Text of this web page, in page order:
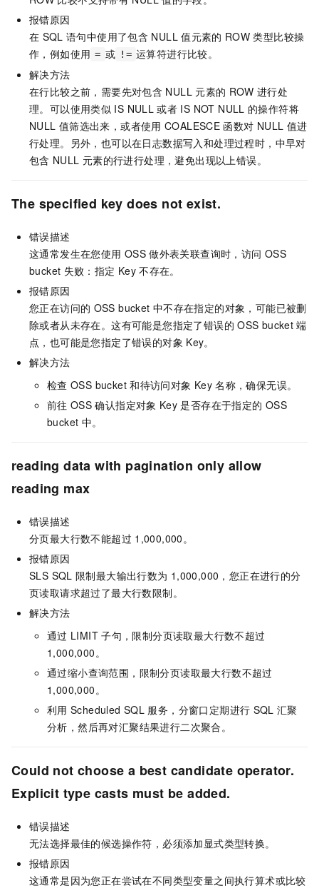
报错原因
在 SQL 语句中使用了包含 NULL 值元素的 ROW 类型比较操
作，例如使用 = 或 != 运算符进行比较。
解决方法
在行比较之前，需要先对包含 NULL 元素的 ROW 进行处
理。可以使用类似 IS NULL 或者 IS NOT NULL 的操作符将
NULL 值筛选出来，或者使用 COALESCE 函数对 NULL 值进
行处理。另外，也可以在日志数据写入和处理过程时，中早对
包含 NULL 元素的行进行处理，避免出现以上错误。
The specified key does not exist.
错误描述
这通常发生在您使用 OSS 做外表关联查询时，访问 OSS
bucket 失败：指定 Key 不存在。
报错原因
您正在访问的 OSS bucket 中不存在指定的对象，可能已被删
除或者从未存在。这有可能是您指定了错误的 OSS bucket 端
点，也可能是您指定了错误的对象 Key。
解决方法
检查 OSS bucket 和待访问对象 Key 名称，确保无误。
前往 OSS 确认指定对象 Key 是否存在于指定的 OSS
bucket 中。
reading data with pagination only allow
reading max
错误描述
分页最大行数不能超过 1,000,000。
报错原因
SLS SQL 限制最大输出行数为 1,000,000，您正在进行的分
页读取请求超过了最大行数限制。
解决方法
通过 LIMIT 子句，限制分页读取最大行数不超过
1,000,000。
通过缩小查询范围，限制分页读取最大行数不超过
1,000,000。
利用 Scheduled SQL 服务，分窗口定期进行 SQL 汇聚
分析，然后再对汇聚结果进行二次聚合。
Could not choose a best candidate operator.
Explicit type casts must be added.
错误描述
无法选择最佳的候选操作符，必须添加显式类型转换。
报错原因
这通常是因为您正在尝试在不同类型变量之间执行算术或比较